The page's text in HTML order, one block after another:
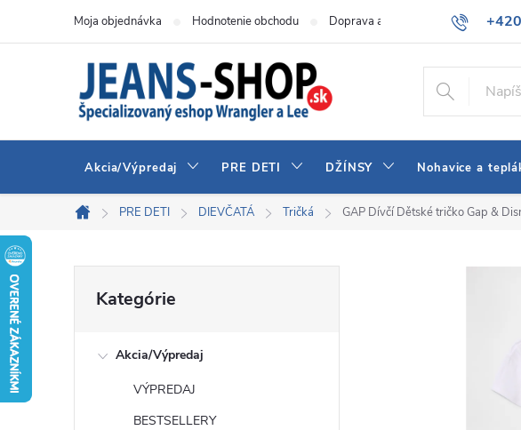
Moja objednávka Hodnotenie obchodu Doprava a platba Všeobecné
Akcia/Výpredaj PRE DETI DŽÍNSY Nohavice a
Domov
PRE DETI DIEVČATÁ Tričká GAP Dívčí Dětské tričko Gap &
kategórie
Kategórie
Akcia/Výpredaj
VÝPREDAJ
BESTSELLERY